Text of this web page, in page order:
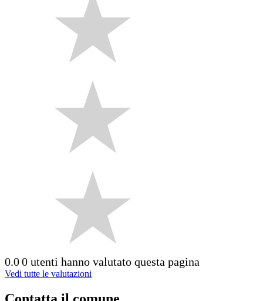
0.00 utenti hanno valutato questa pagina
Vedi tutte le valutazioni